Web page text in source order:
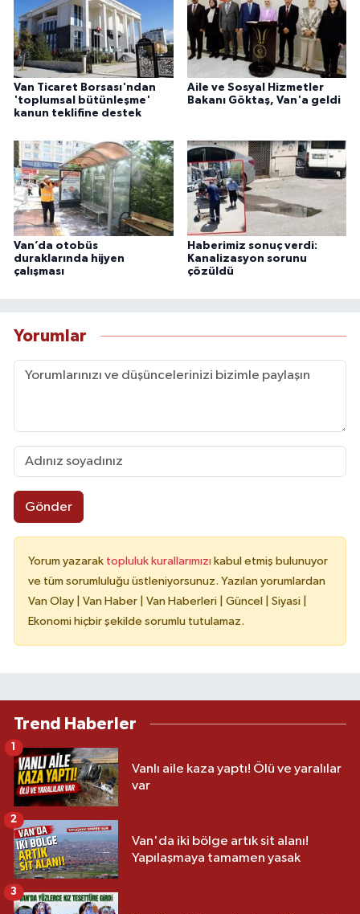
Van Ticaret Borsası'ndan
'toplumsal bütünleşme'
kanun teklifine destek
Aile ve Sosyal Hizmetler
Bakanı Göktaş, Van'a geldi
Van’da otobüs
duraklarında hijyen
çalışması
Haberimiz sonuç verdi:
Kanalizasyon sorunu
çözüldü
Yorumlar
Gönder
Yorum yazarak topluluk kurallarımızı kabul etmiş bulunuyor
ve tüm sorumluluğu üstleniyorsunuz. Yazılan yorumlardan
Van Olay | Van Haber | Van Haberleri | Güncel | Siyasi |
Ekonomi hiçbir şekilde sorumlu tutulamaz.
Trend Haberler
Vanlı aile kaza yaptı! Ölü ve yaralılar
var
Van'da iki bölge artık sit alanı!
Yapılaşmaya tamamen yasak
2
3